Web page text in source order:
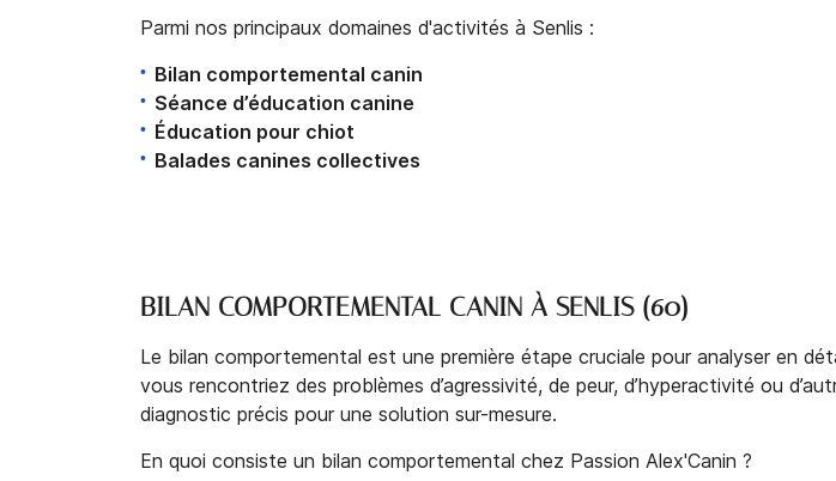
Parmi nos principaux domaines d'activités à Senlis :
Bilan comportemental canin
Séance d’éducation canine
Éducation pour chiot
Balades canines collectives
BILAN COMPORTEMENTAL CANIN À SENLIS (60)
Le bilan comportemental est une première étape cruciale pour analyser en
vous rencontriez des problèmes d’agressivité, de peur, d’hyperactivité ou
diagnostic précis pour une solution sur-mesure.
En quoi consiste un bilan comportemental chez Passion Alex'Canin ?